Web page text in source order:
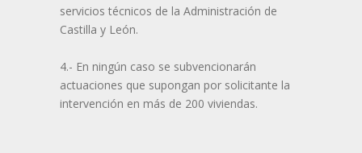
servicios técnicos de la Administración de
Castilla y León.
4.- En ningún caso se subvencionarán
actuaciones que supongan por solicitante la
intervención en más de 200 viviendas.